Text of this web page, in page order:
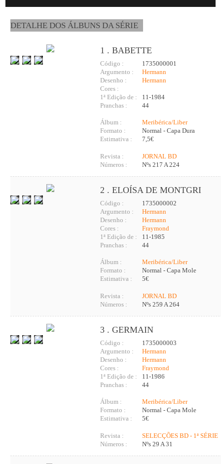
DETALHE DOS ÁLBUNS DA SÉRIE
1 . BABETTE
Código :
1735000001
Argumento :
Hermann
Desenho :
Hermann
Cores :
1ª Edição de :
11-1984
Pranchas :
44
Álbum :
Meribérica/Liber
Formato :
Normal - Capa Dura
Estimativa :
7,5€
Revista :
JORNAL BD
Números :
Nºs 217 A 224
2 . ELOÍSA DE MONTGRI
Código :
1735000002
Argumento :
Hermann
Desenho :
Hermann
Cores :
Fraymond
1ª Edição de :
11-1985
Pranchas :
44
Álbum :
Meribérica/Liber
Formato :
Normal - Capa Mole
Estimativa :
5€
Revista :
JORNAL BD
Números :
Nºs 259 A 264
3 . GERMAIN
Código :
1735000003
Argumento :
Hermann
Desenho :
Hermann
Cores :
Fraymond
1ª Edição de :
11-1986
Pranchas :
44
Álbum :
Meribérica/Liber
Formato :
Normal - Capa Mole
Estimativa :
5€
Revista :
SELECÇÕES BD - 1ª SÉRIE
Números :
Nºs 29 A 31